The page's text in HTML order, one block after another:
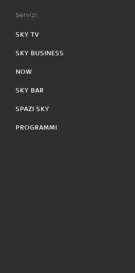
Servizi:
SKY TV
SKY BUSINESS
NOW
SKY BAR
SPAZI SKY
PROGRAMMI